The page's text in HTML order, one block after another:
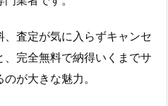
査定が気に入らずキャンセ
完全無料で納得いくまでサ
が大きな魅力。